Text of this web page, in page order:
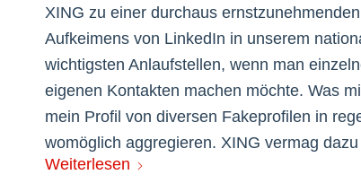
XING zu einer durchaus
Aufkeimens von LinkedIn in unserem
wichtigsten Anlaufstellen, wenn man
eigenen Kontakten machen möchte. Was
mein Profil von diversen Fakeprofilen in
womöglich aggregieren. XING vermag
Weiterlesen